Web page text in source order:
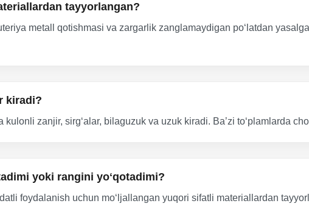
tayyorlangan?
metall qotishmasi va zargarlik zanglamaydigan poʻlatdan
kiradi?
zanjir, sirgʻalar, bilaguzuk va uzuk kiradi. Baʼzi toʻplamlarda
yoki rangini yoʻqotadimi?
foydalanish uchun moʻljallangan yuqori sifatli materiallardan